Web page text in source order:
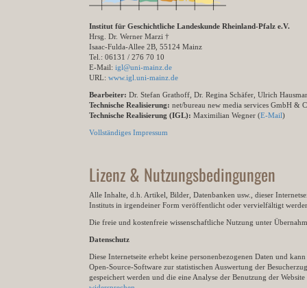
Institut für Geschichtliche Landeskunde Rheinland-Pfalz e.V.
Hrsg. Dr. Werner Marzi †
Isaac-Fulda-Allee 2B, 55124 Mainz
Tel.: 06131 / 276 70 10
E-Mail: igl@uni-mainz.de
URL: www.igl.uni-mainz.de
Bearbeiter: Dr. Stefan Grathoff, Dr. Regina Schäfer, Ulrich
Technische Realisierung: net/bureau new media services GmbH &
Technische Realisierung (IGL): Maximilian Wegner (E-Mail)
Vollständiges Impressum
Lizenz & Nutzungsbedingungen
Alle Inhalte, d.h. Artikel, Bilder, Datenbanken usw., dieser
Instituts in irgendeiner Form veröffentlicht oder vervielfältigt
Die freie und kostenfreie wissenschaftliche Nutzung unter
Datenschutz
Diese Internetseite erhebt keine personenbezogenen Daten und
Open-Source-Software zur statistischen Auswertung der
gespeichert werden und die eine Analyse der Benutzung der